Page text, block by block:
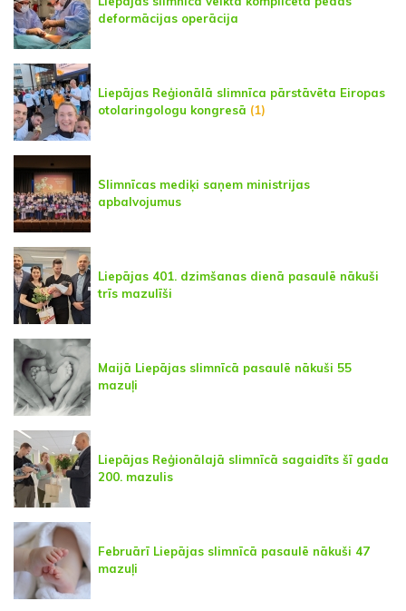
deformācijas operācija
Liepājas Reģionālā slimnīca pārstāvēta Eiropas
otolaringologu kongresā (1)
Slimnīcas mediķi saņem ministrijas
apbalvojumus
Liepājas 401. dzimšanas dienā pasaulē nākuši
trīs mazulīši
Maijā Liepājas slimnīcā pasaulē nākuši 55
mazuļi
Liepājas Reģionālajā slimnīcā sagaidīts šī gada
200. mazulis
Februārī Liepājas slimnīcā pasaulē nākuši 47
mazuļi